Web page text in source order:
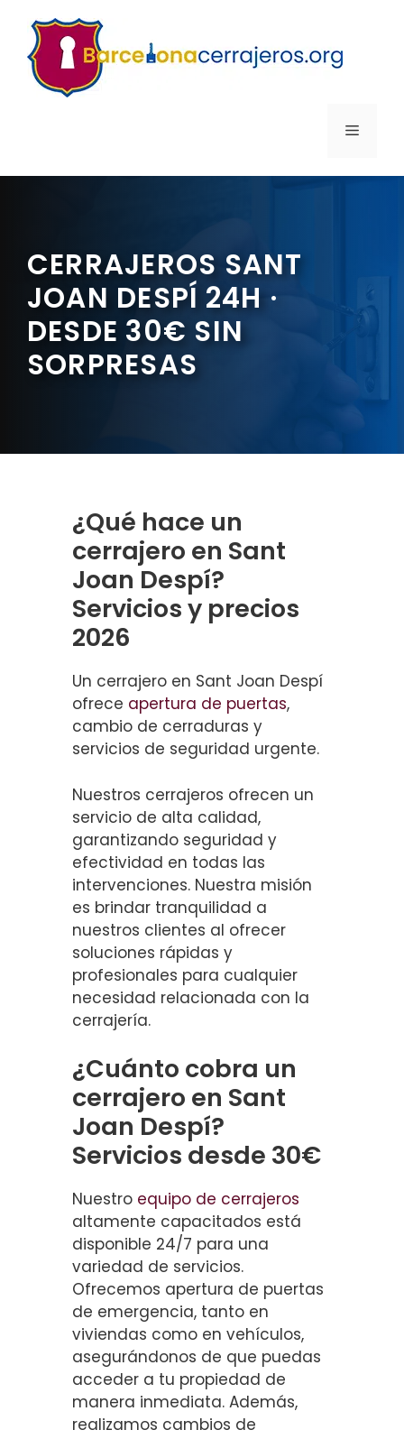
contenido
MENÚ
CERRAJEROS SANT
JOAN DESPÍ 24H ·
DESDE 30€ SIN
SORPRESAS
¿Qué hace un
cerrajero en Sant
Joan Despí?
Servicios y precios
2026
Un cerrajero en Sant Joan Despí
ofrece apertura de puertas,
cambio de cerraduras y
servicios de seguridad urgente.
Nuestros cerrajeros ofrecen un
servicio de alta calidad,
garantizando seguridad y
efectividad en todas las
intervenciones. Nuestra misión
es brindar tranquilidad a
nuestros clientes al ofrecer
soluciones rápidas y
profesionales para cualquier
necesidad relacionada con la
cerrajería.
¿Cuánto cobra un
cerrajero en Sant
Joan Despí?
Servicios desde 30€
Nuestro equipo de cerrajeros
altamente capacitados está
disponible 24/7 para una
variedad de servicios.
Ofrecemos apertura de puertas
de emergencia, tanto en
viviendas como en vehículos,
asegurándonos de que puedas
acceder a tu propiedad de
manera inmediata. Además,
realizamos cambios de